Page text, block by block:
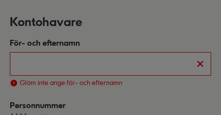
Kontohavare
För- och efternamn
Glöm inte ange för- och efternamn
Personnummer